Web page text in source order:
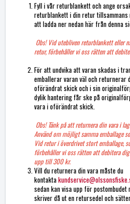
Fyll i vår returblankett och ange
returblankett i din retur tillsammans
att ladda ner nedan här från denna
Obs! Vid utebliven returblankett eller
retur, förbehåller vi oss rätten att
För att undvika att varan skadas i
emballerar varan väl och returnerar
oförändrat skick och i sin
dylik hantering får ske på
vara i oförändrat skick.
Obs! Tänk på att returnera din vara i
Använd om möjligt samma emballage
Vid retur i överdrivet stort emballage,
förbehåller vi oss rätten att debitera
upp till 300 kr.
Vill du returnera din vara måste du
kontakta
sedan kan visa upp för postombudet
skriver då ut en retursedel och